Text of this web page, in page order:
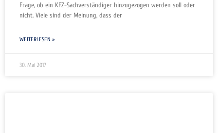
Frage, ob ein KFZ-Sachverständiger hinzugezogen werden soll oder
nicht. Viele sind der Meinung, dass der
WEITERLESEN »
30. Mai 2017